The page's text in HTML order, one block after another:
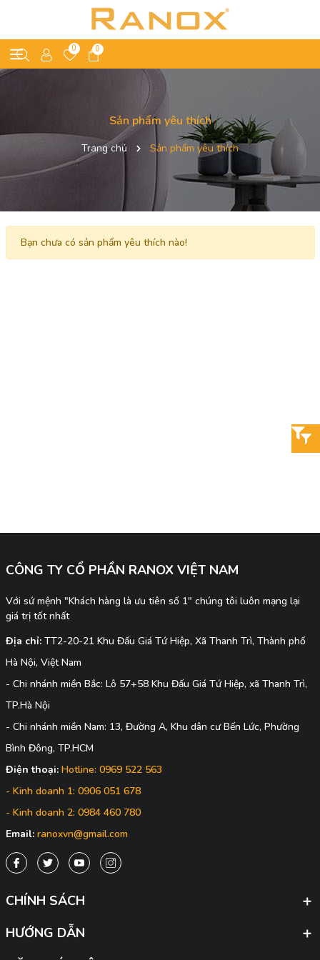
0 0
Sản phẩm yêu thích
Trang chủ Sản phẩm yêu thích
Bạn chưa có sản phẩm yêu thích nào!
CÔNG TY CỔ PHẦN RANOX VIỆT NAM
Với sứ mệnh "Khách hàng là ưu tiên số 1" chúng tôi luôn mạng lại
giá trị tốt nhất
Địa chỉ: TT2-20-21 Khu Đấu Giá Tứ Hiệp, Xã Thanh Trì, Thành phố
Hà Nội, Việt Nam
- Chi nhánh miền Bắc: Lô 57+58 Khu Đấu Giá Tứ Hiệp, xã Thanh Trì,
TP.Hà Nội
- Chi nhánh miền Nam: 13, Đường A, Khu dân cư Bến Lức, Phường
Bình Đông, TP.HCM
Điện thoại: Hotline: 0969 522 563
- Kinh doanh 1: 0906 051 678
- Kinh doanh 2: 0984 460 780
Email: ranoxvn@gmail.com
CHÍNH SÁCH
HƯỚNG DẪN